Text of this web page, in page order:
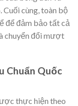
Cuối cùng, toàn bộ
để đảm bảo tất cả
chuyển đổi mượt
Chuẩn Quốc
thực hiện theo